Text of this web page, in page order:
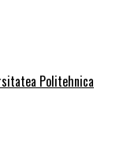
Politehnica